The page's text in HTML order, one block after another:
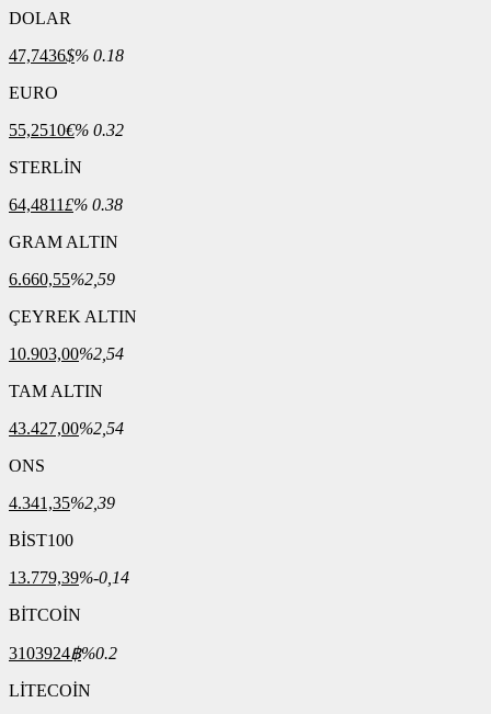
DOLAR
47,7436$% 0.18
EURO
55,2510€% 0.32
STERLİN
64,4811£% 0.38
GRAM ALTIN
6.660,55%2,59
ÇEYREK ALTIN
10.903,00%2,54
TAM ALTIN
43.427,00%2,54
ONS
4.341,35%2,39
BİST100
13.779,39%-0,14
BİTCOİN
3103924฿%0.2
LİTECOİN